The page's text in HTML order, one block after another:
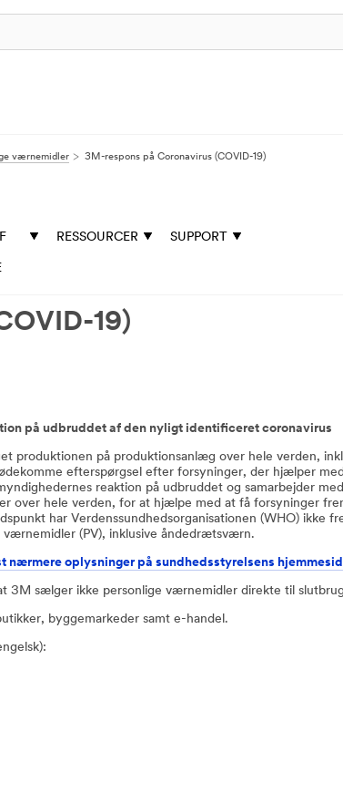
værnemidler 3M-respons på Coronavirus (COVID-19)
RESSOURCER SUPPORT
19)
på udbruddet af den nyligt identificeret coronavirus
produktionen på produktionsanlæg over hele verden,
efterspørgsel efter forsyninger, der hjælper
reaktion på udbruddet og samarbejder
over hele verden, for at hjælpe med at få forsyninger
har Verdenssundhedsorganisationen (WHO) ikke
værnemidler (PV), inklusive åndedrætsværn.
nærmere oplysninger på sundhedsstyrelsens
3M sælger ikke personlige værnemidler direkte til
byggemarkeder samt e-handel.